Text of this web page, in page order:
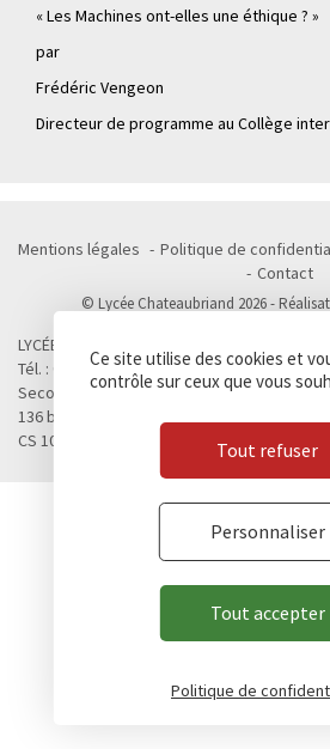
« Les Machines ont-elles une éthique ? »
par
Frédéric Vengeon
Directeur de programme au Collège
Mentions légales Politique de
Contact
© Lycée Chateaubriand 2026 -
LYCÉE CHATEAUBRIAND
Tél. : 02 99 28 19 00 / Fax. : 02 99 28 19 05 /
Second cycle, Abibac, Classes
136 boulevard de Vitré
CS 10637 - 35706 RENNES Cedex 7
Ce site utilise des cookies et
contrôle sur ceux que vous
Tout accepter
Tout refuser
Personnaliser
Politique de